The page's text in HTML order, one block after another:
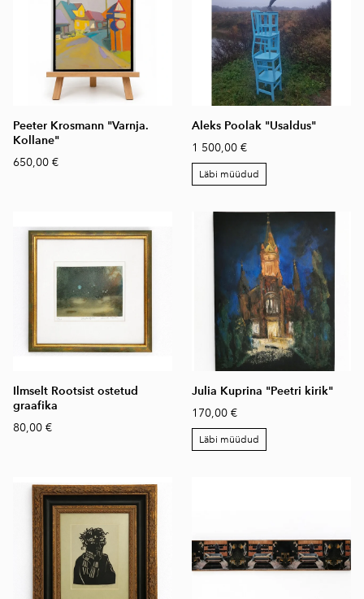
Peeter Krosmann "Varnja.
Kollane"
650,00 €
Aleks Poolak "Usaldus"
1 500,00 €
Läbi müüdud
Ilmselt Rootsist ostetud
graafika
80,00 €
Julia Kuprina "Peetri kirik"
170,00 €
Läbi müüdud